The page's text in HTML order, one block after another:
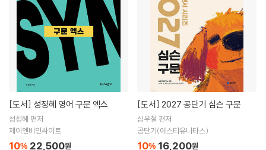
[도서] 성정혜 영어 구문 엑스
성정혜 편저
제이엔비인싸이트
10% 22,500원
[도서] 2027 공단기 심슨 구문
심우철 편저
공단기(에스티유니타스)
10% 16,200원